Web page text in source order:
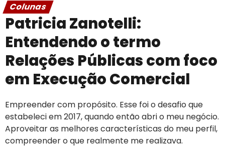
Colunas
Patricia Zanotelli:
Entendendo o termo
Relações Públicas com foco
em Execução Comercial
Empreender com propósito. Esse foi o desafio que
estabeleci em 2017, quando então abri o meu negócio.
Aproveitar as melhores características do meu perfil,
compreender o que realmente me realizava.